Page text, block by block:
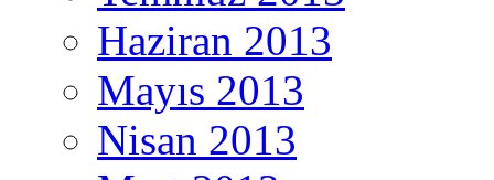
Haziran 2013
Mayıs 2013
Nisan 2013